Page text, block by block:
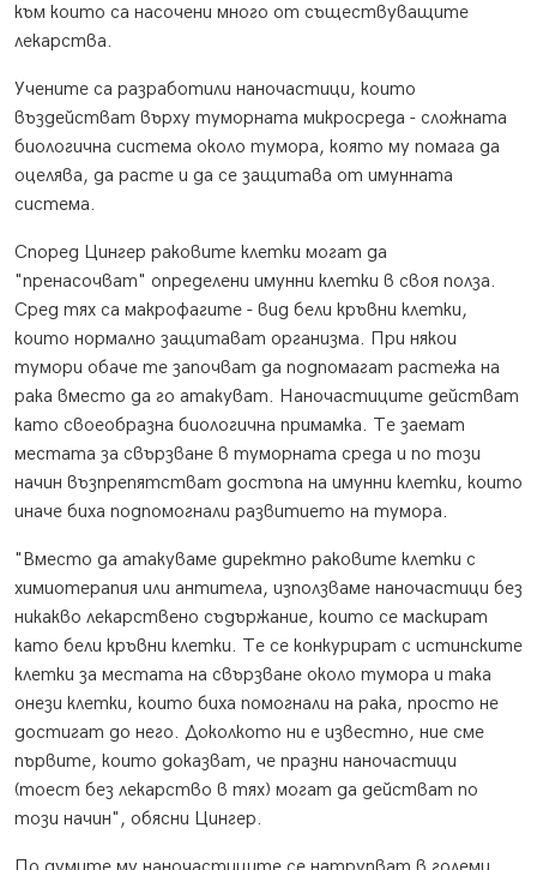
към които са насочени много от съществуващите
лекарства.
Учените са разработили наночастици, които
въздействат върху туморната микросреда - сложната
биологична система около тумора, която му помага да
оцелява, да расте и да се защитава от имунната
система.
Според Цингер раковите клетки могат да
"пренасочват" определени имунни клетки в своя полза.
Сред тях са макрофагите - вид бели кръвни клетки,
които нормално защитават организма. При някои
тумори обаче те започват да подпомагат растежа на
рака вместо да го атакуват. Наночастиците действат
като своеобразна биологична примамка. Те заемат
местата за свързване в туморната среда и по този
начин възпрепятстват достъпа на имунни клетки, които
иначе биха подпомогнали развитието на тумора.
"Вместо да атакуваме директно раковите клетки с
химиотерапия или антитела, използваме наночастици без
никакво лекарствено съдържание, които се маскират
като бели кръвни клетки. Те се конкурират с истинските
клетки за местата на свързване около тумора и така
онези клетки, които биха помогнали на рака, просто не
достигат до него. Доколкото ни е известно, ние сме
първите, които доказват, че празни наночастици
(тоест без лекарство в тях) могат да действат по
този начин", обясни Цингер.